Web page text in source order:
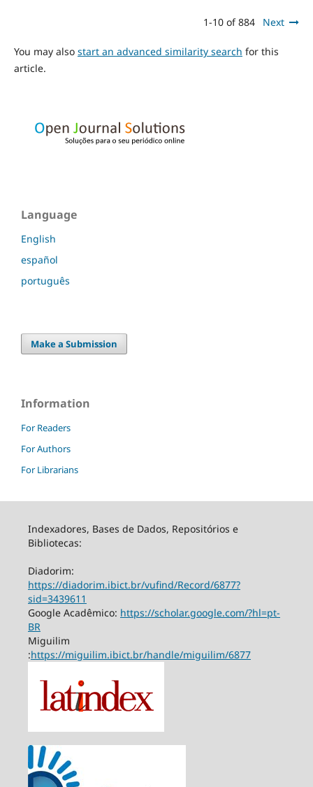
1-10 of 884 Next
You may also start an advanced similarity search for this
article.
Language
English
español
português
Make a Submission
Information
For Readers
For Authors
For Librarians
Indexadores, Bases de Dados, Repositórios e
Bibliotecas:
Diadorim:
https://diadorim.ibict.br/vufind/Record/6877?
sid=3439611
Google Acadêmico: https://scholar.google.com/?hl=pt-
BR
Miguilim
:https://miguilim.ibict.br/handle/miguilim/6877